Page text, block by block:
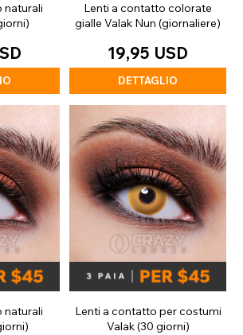
naturali
Lenti a contatto colorate
gialle Valak Nun (giornaliere)
19,95 USD
DETTAGLIO
naturali
Lenti a contatto per costumi
Valak (30 giorni)